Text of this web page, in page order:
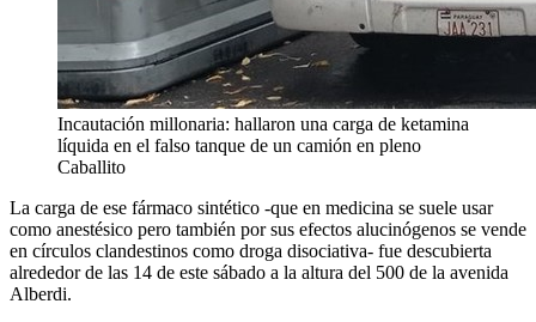
Incautación millonaria: hallaron una carga de ketamina
líquida en el falso tanque de un camión en pleno
Caballito
La carga de ese fármaco sintético -que en medicina se suele usar
como anestésico pero también por sus efectos alucinógenos se vende
en círculos clandestinos como droga disociativa- fue descubierta
alrededor de las 14 de este sábado a la altura del 500 de la avenida
Alberdi.